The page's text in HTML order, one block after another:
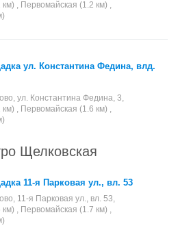
, Первомайская (1.2 км) ,
ул. Константина Федина, влд.
ул. Константина Федина, 3,
, Первомайская (1.6 км) ,
Щелковская
11-я Парковая ул., вл. 53
11-я Парковая ул., вл. 53,
, Первомайская (1.7 км) ,